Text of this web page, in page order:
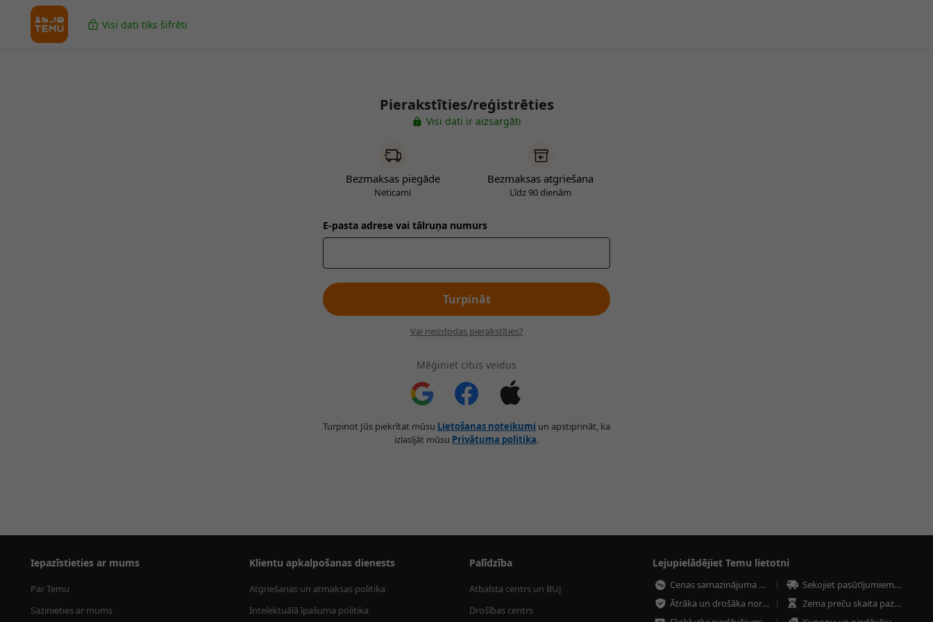
Visi dati tiks šifrēti
Pierakstīties/reģistrēties
Visi dati ir aizsargāti
Bezmaksas piegāde
Neticami
Bezmaksas atgriešana
Līdz 90 dienām
E-pasta adrese vai tālruņa numurs
Turpināt
Vai neizdodas pierakstīties?
Mēģiniet citus veidus
Turpinot Jūs piekrītat mūsu Lietošanas noteikumi un apstiprināt, ka
izlasījāt mūsu Privātuma politika.
Iepazīstieties ar mums
Par Temu
Sazinieties ar mums
Klientu apkalpošanas dienests
Atgriešanas un atmaksas politika
Intelektuālā īpašuma politika
Palīdzība
Atbalsta centrs un BUJ
Drošības centrs
Lejupielādējiet Temu lietotni
Cenas samazinājuma paziņojumi
Sekojiet pasūtījumiem jebkurā laikā
Ātrāka un drošāka norēķināšanās
Zema preču skaita paziņojumi